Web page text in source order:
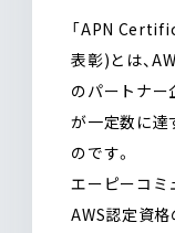
「APN
表彰)とは、
のパートナー
が一定数に達
のです。
エーピーコミ
AWS認定資